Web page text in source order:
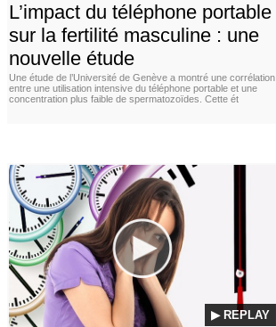
L’impact du téléphone portable
sur la fertilité masculine : une
nouvelle étude
Une étude de l’Université de Genève a montré une corrélation
entre une utilisation intensive du téléphone portable et une
concentration plus faible de spermatozoïdes. Cette ét
▶ REPLAY